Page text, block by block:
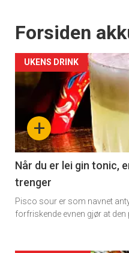
Forsiden
+
UKENS DRINK
Når du er lei gin tonic,
trenger
Pisco sour er som navnet
forfriskende evnen gjør at